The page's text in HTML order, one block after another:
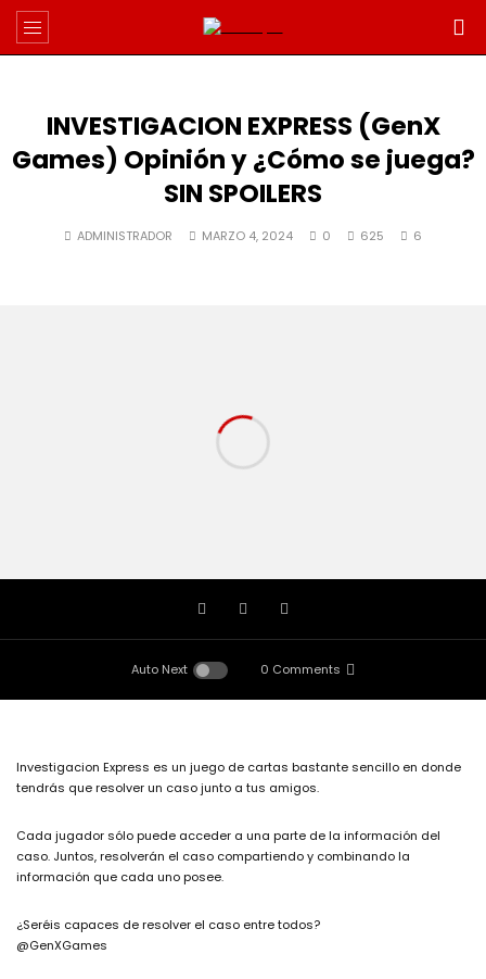
INVESTIGACION EXPRESS (GenX
Games) Opinión y ¿Cómo se juega?
SIN SPOILERS
ADMINISTRADOR MARZO 4, 2024 0 625 6
Auto Next 0 Comments
Investigacion Express es un juego de cartas bastante sencillo en donde
tendrás que resolver un caso junto a tus amigos.
Cada jugador sólo puede acceder a una parte de la información del
caso. Juntos, resolverán el caso compartiendo y combinando la
información que cada uno posee.
¿Seréis capaces de resolver el caso entre todos?
@GenXGames